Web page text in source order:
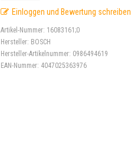
Einloggen und Bewertung schreiben
Artikel-Nummer: 16083161;0
Hersteller: BOSCH
Hersteller-Artikelnummer: 0986494619
EAN-Nummer: 4047025363976